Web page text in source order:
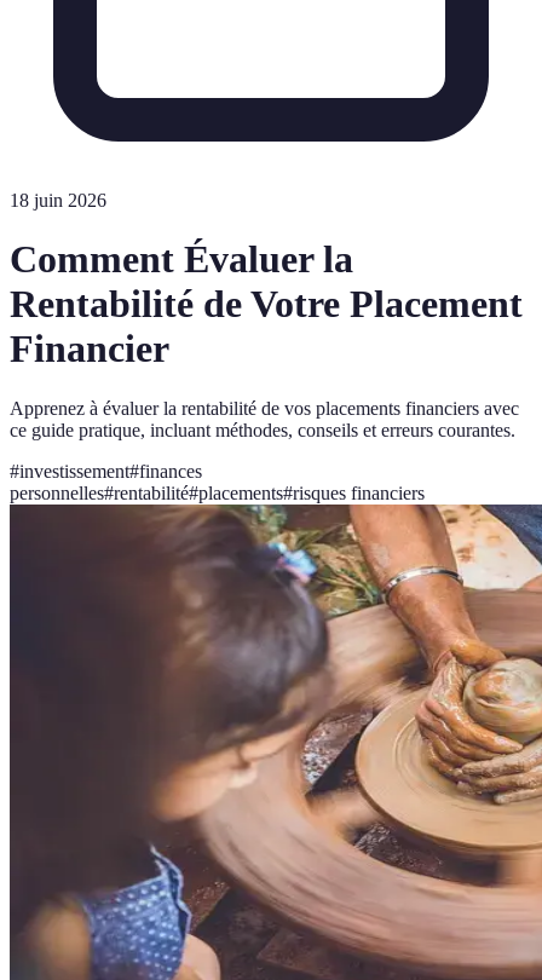
18 juin 2026
Comment Évaluer la
Rentabilité de Votre Placement
Financier
Apprenez à évaluer la rentabilité de vos placements financiers avec
ce guide pratique, incluant méthodes, conseils et erreurs courantes.
#investissement#finances
personnelles#rentabilité#placements#risques financiers